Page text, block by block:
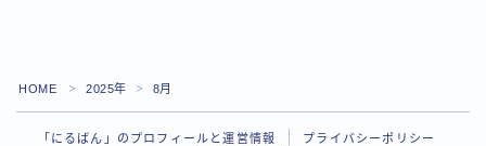
お問い合わせ
HOME ＞ 2025年 ＞ 8月
「にるばん」のプロフィールと運営情報
プライバシーポリシー